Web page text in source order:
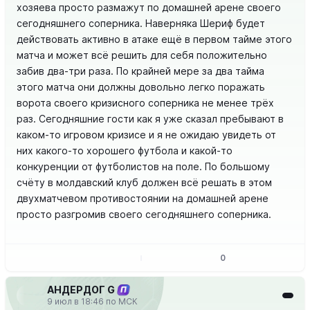
хозяева просто размажут по домашней арене своего
сегодняшнего соперника. Наверняка Шериф будет
действовать активно в атаке ещё в первом тайме этого
матча и может всё решить для себя положительно
забив два-три раза. По крайней мере за два тайма
этого матча они должны довольно легко поражать
ворота своего кризисного соперника не менее трёх
раз. Сегодняшние гости как я уже сказал пребывают в
каком-то игровом кризисе и я не ожидаю увидеть от
них какого-то хорошего футбола и какой-то
конкуренции от футболистов на поле. По большому
счёту в молдавский клуб должен всё решать в этом
двухматчевом противостоянии на домашней арене
просто разгромив своего сегодняшнего соперника.
0
АНДЕРДОГ G П
9 июл в 18:46 по МСК